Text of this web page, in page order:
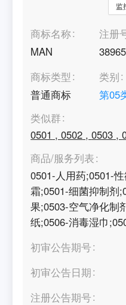
监
商标名称
MAN
注册
商标类型
普通商标
类别
第05
类似群
0501 ,0502 ,0503 ,
商品/服务列表
0501-人用药;0501-
霜;0501-细菌抑制剂
果;0503-空气净化制
纸;0506-消毒湿巾
初审公告期号
初审公告日期
注册公告期号